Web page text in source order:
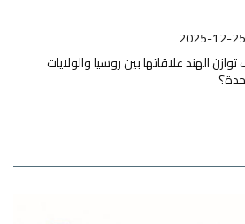
2025-12-25
الهند علاقاتها بين روسيا والولايات